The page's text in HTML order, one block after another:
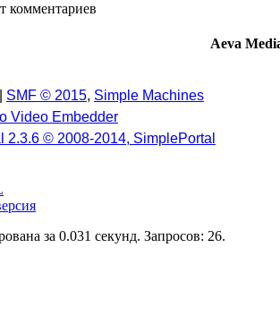
комментариев
Aeva
SMF © 2015, Simple Machines
Video Embedder
2.3.6 © 2008-2014, SimplePortal
за 0.031 секунд. Запросов: 26.